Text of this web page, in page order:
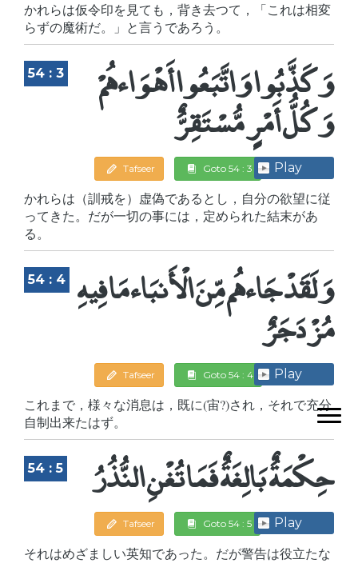
かれらは仮令印を見ても，背き去つて，「これは相変
らずの魔術だ。」と言うであろう。
54 : 3 وَكَذَّبُوا وَاتَّبَعُوا أَهْوَاءهُمْ
وَكُلُّ أَمْرٍ مُّسْتَقِرٌّ
Tafseer Goto 54 : 3 Play
かれらは（訓戒を）虚偽であるとし，自分の欲望に従
ってきた。だが一切の事には，定められた結末があ
る。
54 : 4 وَلَقَدْ جَاءهُم مِّنَ الْأَنبَاء مَا فِيهِ
مُزْدَجَرٌ
Tafseer Goto 54 : 4 Play
これまで，様々な消息は，既に(宙?)され，それで充分
自制出来たはず。
54 : 5 حِكْمَةٌ بَالِغَةٌ فَمَا تُغْنِ النُّذُرُ
Tafseer Goto 54 : 5 Play
それはめざましい英知であった。だが警告は役立たな